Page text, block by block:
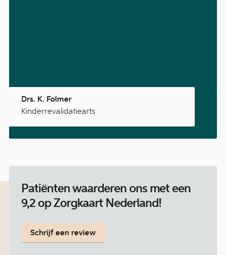
Drs. K. Folmer
Kinderrevalidatiearts
Patiënten waarderen ons met een
9,2 op Zorgkaart Nederland!
Schrijf een review